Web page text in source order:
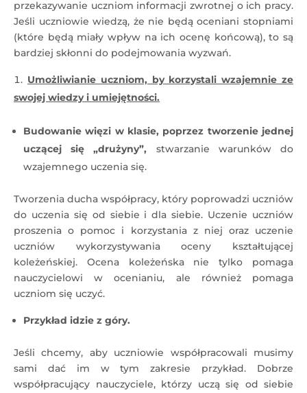
przekazywanie uczniom informacji zwrotnej o ich pracy.
Jeśli uczniowie wiedzą, że nie będą oceniani stopniami
(które będą miały wpływ na ich ocenę końcową), to są
bardziej skłonni do podejmowania wyzwań.
Umożliwianie uczniom, by korzystali wzajemnie ze
swojej wiedzy i umiejętności.
Budowanie więzi w klasie, poprzez tworzenie jednej
uczącej się „drużyny”, stwarzanie warunków do
wzajemnego uczenia się.
Tworzenia ducha współpracy, który poprowadzi uczniów
do uczenia się od siebie i dla siebie. Uczenie uczniów
proszenia o pomoc i korzystania z niej oraz uczenie
uczniów wykorzystywania oceny kształtującej
koleżeńskiej. Ocena koleżeńska nie tylko pomaga
nauczycielowi w ocenianiu, ale również pomaga
uczniom się uczyć.
Przykład idzie z góry.
Jeśli chcemy, aby uczniowie współpracowali musimy
sami dać im w tym zakresie przykład. Dobrze
współpracujący nauczyciele, którzy uczą się od siebie